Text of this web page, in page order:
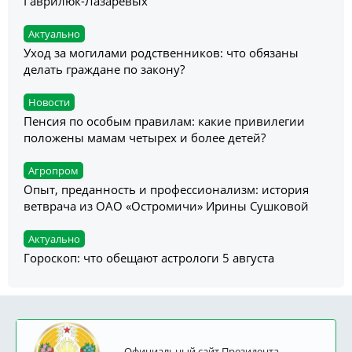
Актуально
Уход за могилами родственников: что обязаны
делать граждане по закону?
Новости
Пенсия по особым правилам: какие привилегии
положены мамам четырех и более детей?
Агропром
Опыт, преданность и профессионализм: история
ветврача из ОАО «Остромичи» Ирины Сушковой
Актуально
Гороскоп: что обещают астрологи 5 августа